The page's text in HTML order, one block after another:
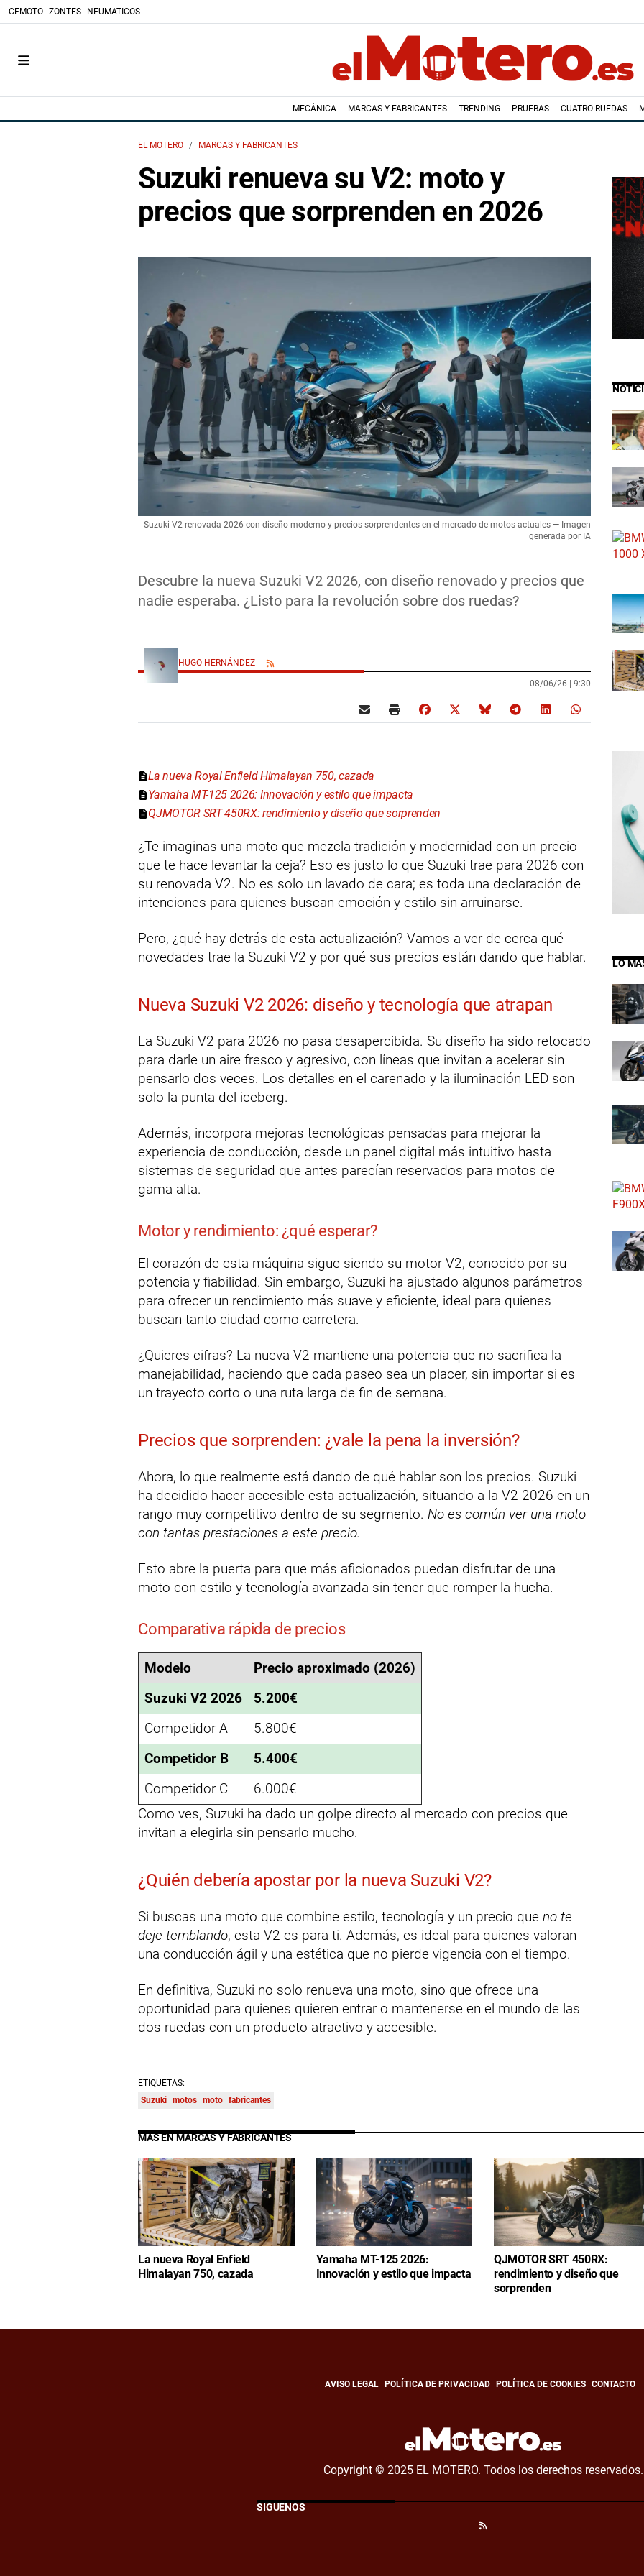
CFMOTO ZONTES NEUMATICOS
MECÁNICA MARCAS Y FABRICANTES TRENDING PRUEBAS CUATRO RUEDAS
EL MOTERO MARCAS Y FABRICANTES
Suzuki renueva su V2: moto y
precios que sorprenden en 2026
Descubre la nueva Suzuki V2 2026, con diseño renovado y precios que
nadie esperaba. ¿Listo para la revolución sobre dos ruedas?
Suzuki V2 renovada 2026 con diseño moderno y precios sorprendentes en el mercado de motos actuales — Imagen
generada por IA
HUGO HERNÁNDEZ
08/06/26 | 9:30
La nueva Royal Enfield Himalayan 750, cazada
Yamaha MT-125 2026: Innovación y estilo que impacta
QJMOTOR SRT 450RX: rendimiento y diseño que sorprenden
¿Te imaginas una moto que mezcla tradición y modernidad con un precio
que te hace levantar la ceja? Eso es justo lo que Suzuki trae para 2026 con
su renovada V2. No es solo un lavado de cara; es toda una declaración de
intenciones para quienes buscan emoción y estilo sin arruinarse.
Pero, ¿qué hay detrás de esta actualización? Vamos a ver de cerca qué
novedades trae la Suzuki V2 y por qué sus precios están dando que hablar.
Nueva Suzuki V2 2026: diseño y tecnología que atrapan
La Suzuki V2 para 2026 no pasa desapercibida. Su diseño ha sido retocado
para darle un aire fresco y agresivo, con líneas que invitan a acelerar sin
pensarlo dos veces. Los detalles en el carenado y la iluminación LED son
solo la punta del iceberg.
Además, incorpora mejoras tecnológicas pensadas para mejorar la
experiencia de conducción, desde un panel digital más intuitivo hasta
sistemas de seguridad que antes parecían reservados para motos de
gama alta.
Motor y rendimiento: ¿qué esperar?
El corazón de esta máquina sigue siendo su motor V2, conocido por su
potencia y fiabilidad. Sin embargo, Suzuki ha ajustado algunos parámetros
para ofrecer un rendimiento más suave y eficiente, ideal para quienes
buscan tanto ciudad como carretera.
¿Quieres cifras? La nueva V2 mantiene una potencia que no sacrifica la
manejabilidad, haciendo que cada paseo sea un placer, sin importar si es
un trayecto corto o una ruta larga de fin de semana.
Precios que sorprenden: ¿vale la pena la inversión?
Ahora, lo que realmente está dando de qué hablar son los precios. Suzuki
ha decidido hacer accesible esta actualización, situando a la V2 2026 en un
rango muy competitivo dentro de su segmento. No es común ver una moto
con tantas prestaciones a este precio.
Esto abre la puerta para que más aficionados puedan disfrutar de una
moto con estilo y tecnología avanzada sin tener que romper la hucha.
Comparativa rápida de precios
Modelo
Precio aproximado (2026)
Suzuki V2 2026
5.200€
Competidor A
5.800€
Competidor B
5.400€
Competidor C
6.000€
Como ves, Suzuki ha dado un golpe directo al mercado con precios que
invitan a elegirla sin pensarlo mucho.
¿Quién debería apostar por la nueva Suzuki V2?
Si buscas una moto que combine estilo, tecnología y un precio que no te
deje temblando, esta V2 es para ti. Además, es ideal para quienes valoran
una conducción ágil y una estética que no pierde vigencia con el tiempo.
En definitiva, Suzuki no solo renueva una moto, sino que ofrece una
oportunidad para quienes quieren entrar o mantenerse en el mundo de las
dos ruedas con un producto atractivo y accesible.
ETIQUETAS:
Suzuki motos moto fabricantes
LO
MÁS EN MARCAS Y FABRICANTES
La nueva Royal Enfield
Himalayan 750, cazada
Yamaha MT-125 2026:
Innovación y estilo que impacta
QJMOTOR SRT 450RX:
rendimiento y diseño que
sorprenden
AVISO LEGAL POLÍTICA DE PRIVACIDAD POLÍTICA DE COOKIES CONTACTO
Copyright © 2025 EL MOTERO. Todos los derechos reservados.
SÍGUENOS